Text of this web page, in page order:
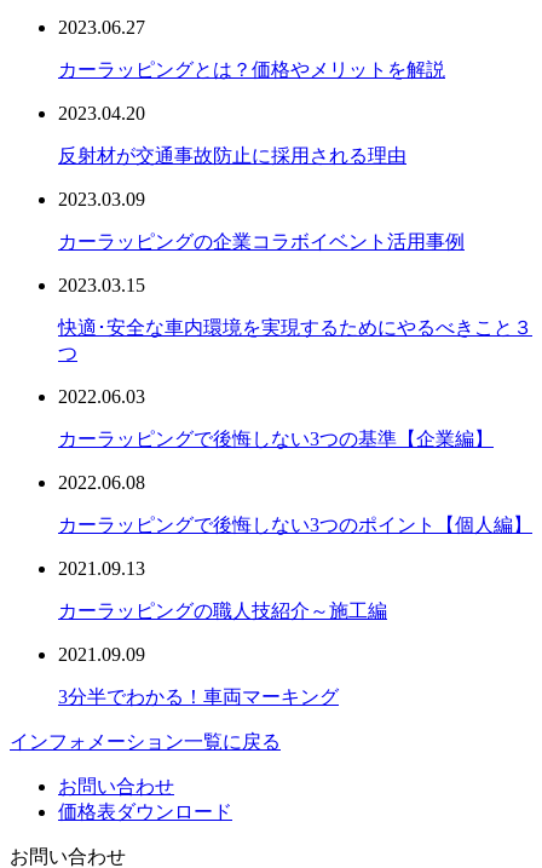
2023.06.27
カーラッピングとは？価格やメリットを解説
2023.04.20
反射材が交通事故防止に採用される理由
2023.03.09
カーラッピングの企業コラボイベント活用事例
2023.03.15
快適･安全な車内環境を実現するためにやるべきこと３
つ
2022.06.03
カーラッピングで後悔しない3つの基準【企業編】
2022.06.08
カーラッピングで後悔しない3つのポイント【個人編】
2021.09.13
カーラッピングの職人技紹介～施工編
2021.09.09
3分半でわかる！車両マーキング
インフォメーション一覧に戻る
お問い合わせ
価格表ダウンロード
お問い合わせ